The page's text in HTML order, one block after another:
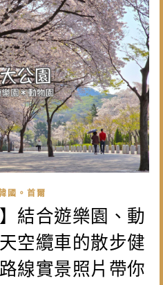
國。首爾
結合遊樂園、動
空纜車的散步健
線實景照片帶你